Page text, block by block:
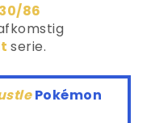
86
serie.
Pokémon